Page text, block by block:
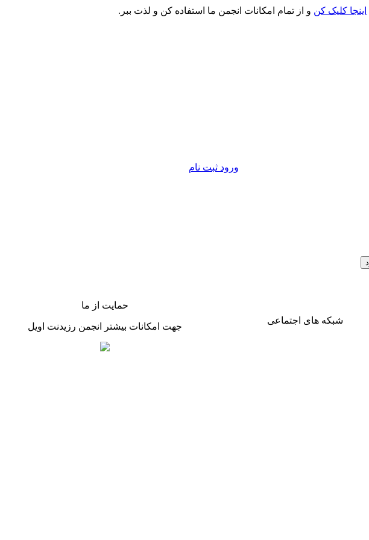
اینجا کلیک کن و از تمام امکانات انجمن ما استفاده کن و لذت ببر.
ورود ثبت نام
شبکه های اجتماعی
حمایت از ما
جهت امکانات بیشتر انجمن رزیدنت اویل